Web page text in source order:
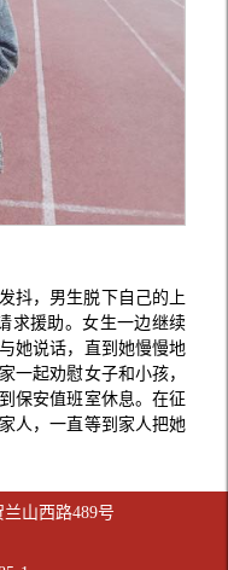
抖，男生脱下自己的上
求援助。女生一边继续
她说话，直到她慢慢地
一起劝慰女子和小孩，
保安值班室休息。在征
人，一直等到家人把她
山西路489号